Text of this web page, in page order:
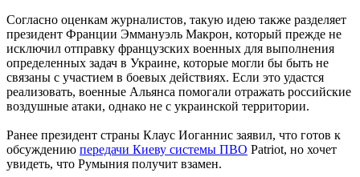
Согласно оценкам журналистов, такую идею также разделяет
президент Франции Эммануэль Макрон, который прежде не
исключил отправку французских военных для выполнения
определенных задач в Украине, которые могли бы быть не
связаны с участием в боевых действиях. Если это удастся
реализовать, военные Альянса помогали отражать российские
воздушные атаки, однако не с украинской территории.
Ранее президент страны Клаус Иоганнис заявил, что готов к
обсуждению передачи Киеву системы ПВО Patriot, но хочет
увидеть, что Румыния получит взамен.